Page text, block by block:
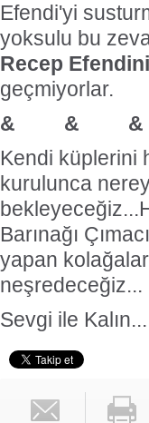
Efendi'yi
yoksulu bu
Recep
geçmiyorlar.
& & &
Kendi küplerini
kurulunca
Barınağı
yapan
neşredeceğiz...
Sevgi ile Kalın...